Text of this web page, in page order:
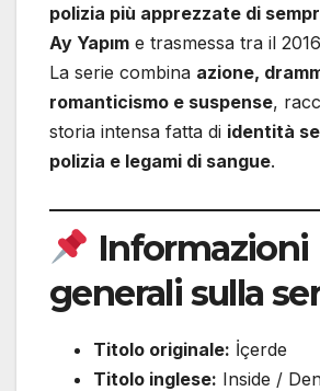
polizia più apprezzate di
Ay Yapım e trasmessa tra il
La serie combina azione,
romanticismo e suspense,
storia intensa fatta di identità
polizia e legami di sangue.
Informazioni
generali sulla
Titolo originale: İçerde
Titolo inglese: Inside /